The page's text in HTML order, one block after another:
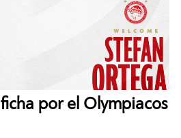
por el Olympiacos